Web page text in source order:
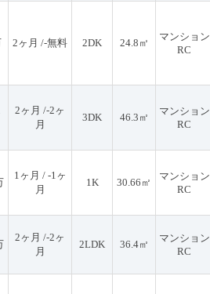
2ヶ月 /-無料 2DK 24.8㎡
マンション
RC
2ヶ月 /-2ヶ
月
3DK 46.3㎡
マンション
RC
1ヶ月 / -1ヶ
月
1K 30.66㎡
マンション
RC
2ヶ月 /-2ヶ
月
2LDK 36.4㎡
マンション
RC